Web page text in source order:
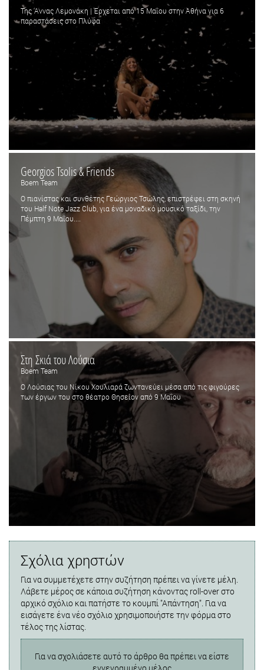
Της ‘Αννας Λεμονάκη | Έρχεται από 15 Μαΐου στην Αθήνα για 6
παραστάσεις στο Πλύφα
Georgios Tsolis & Friends
Boem Team
Ο πιανίστας και συνθέτης Γεώργιος Τσώλης, επιστρέφει στη σκηνή
του Half Note Jazz Club, για ένα μοναδικό μουσικό ταξίδι, την
Πέμπτη 9 Μαΐου....
Στη Σκιά του Λούσια
Boem Team
Ο Λούσιας του Νίκου Χουλιαρά ζωντανεύει μέσα από τις φιγούρες
των έργων του στο θέατρο Θησείον από 9 Μαΐου
Σχόλια χρηστών
Για να συμμετέχετε στην συζήτηση πρέπει να γίνετε μέλη.
Λάβετε μέρος σε κάποια συζήτηση κάνοντας roll-over στο
αρχικό σχόλιο και πατήστε το κουμπί "Απάντηση". Για να
εισάγετε ένα νέο σχόλιο χρησιμοποιήστε την φόρμα στο
τέλος της λίστας.
Για να σχολιάσετε αυτό το άρθρο θα πρέπει να είστε